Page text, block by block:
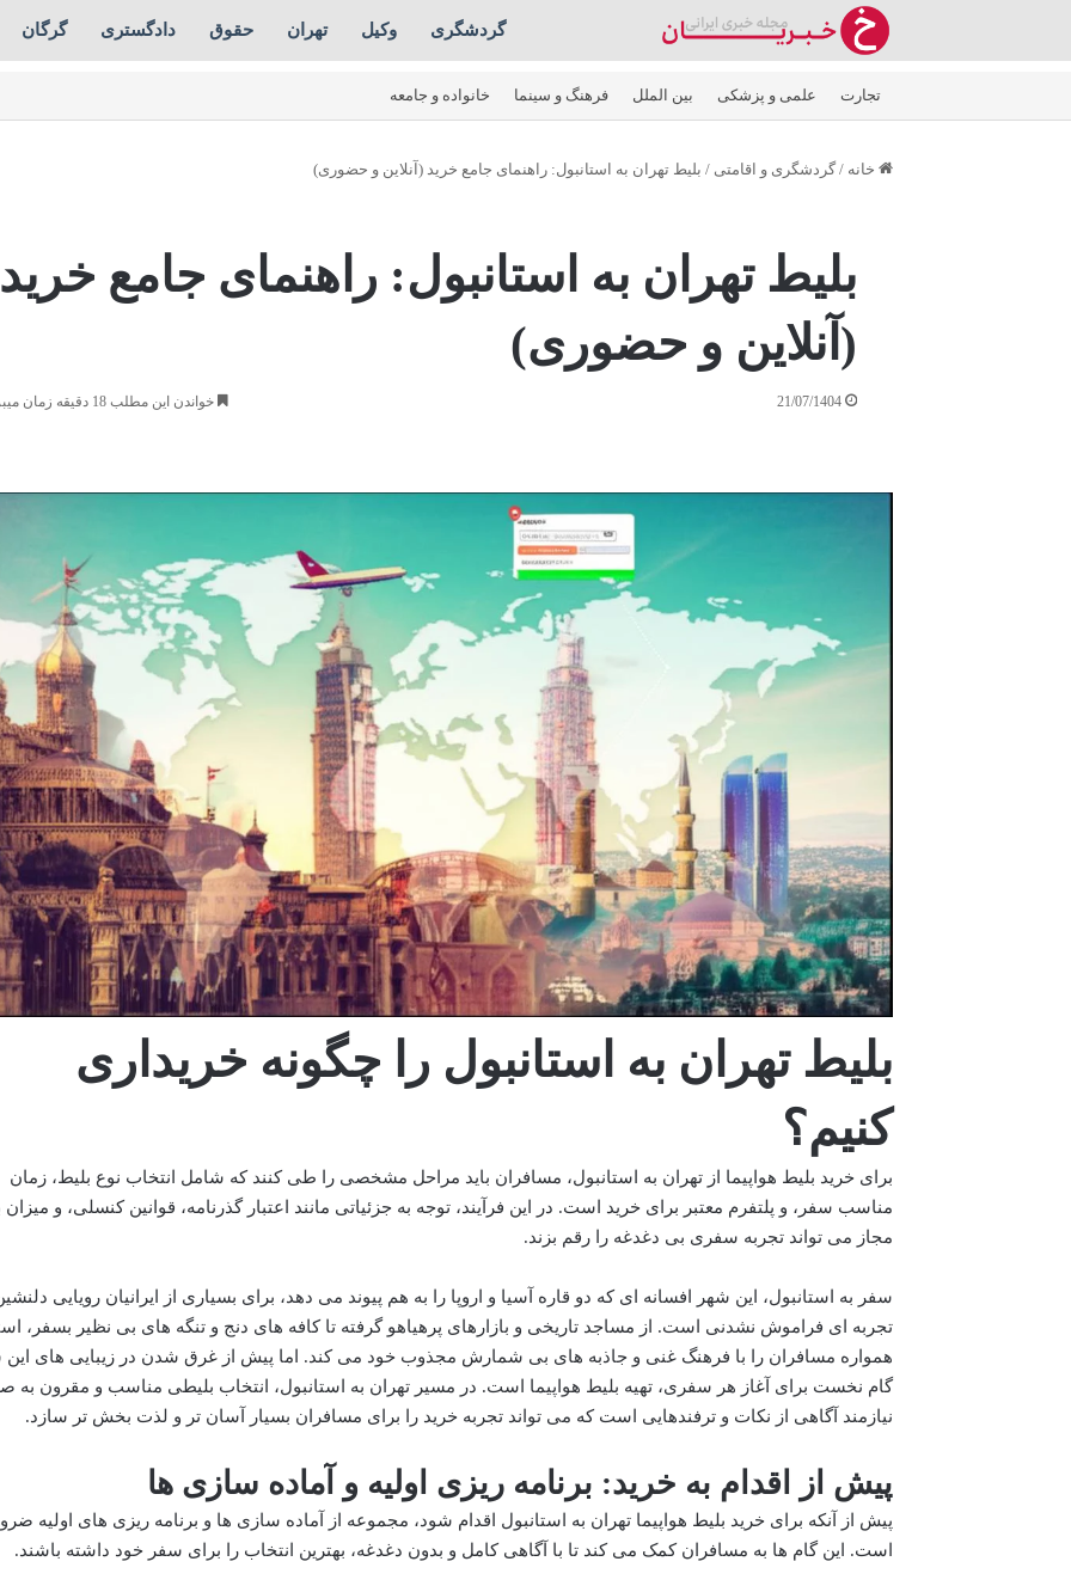
گردشگری وکیل تهران حقوق دادگستری گرگان
تجارت علمی و پزشکی بین الملل فرهنگ و سینما خانواده و جامعه
خانه / گردشگری و اقامتی / بلیط تهران به استانبول: راهنمای جامع خرید (آنلاین و حضوری)
بلیط تهران به استانبول: راهنمای جامع خرید
(آنلاین و حضوری)
21/07/1404 خواندن این مطلب 18 دقیقه زمان میبرد
بلیط تهران به استانبول را چگونه خریداری
کنیم؟
برای خرید بلیط هواپیما از تهران به استانبول، مسافران باید مراحل مشخصی را طی کنند که شامل انتخاب نوع بلیط، زمان
مناسب سفر، و پلتفرم معتبر برای خرید است. در این فرآیند، توجه به جزئیاتی مانند اعتبار گذرنامه، قوانین کنسلی، و میزان
مجاز می تواند تجربه سفری بی دغدغه را رقم بزند.
سفر به استانبول، این شهر افسانه ای که دو قاره آسیا و اروپا را به هم پیوند می دهد، برای بسیاری از ایرانیان رویایی
تجربه ای فراموش نشدنی است. از مساجد تاریخی و بازارهای پرهیاهو گرفته تا کافه های دنج و تنگه های بی نظیر بسفر،
همواره مسافران را با فرهنگ غنی و جاذبه های بی شمارش مجذوب خود می کند. اما پیش از غرق شدن در زیبایی های این
گام نخست برای آغاز هر سفری، تهیه بلیط هواپیما است. در مسیر تهران به استانبول، انتخاب بلیطی مناسب و مقرون به
نیازمند آگاهی از نکات و ترفندهایی است که می تواند تجربه خرید را برای مسافران بسیار آسان تر و لذت بخش تر سازد.
پیش از اقدام به خرید: برنامه ریزی اولیه و آماده سازی ها
پیش از آنکه برای خرید بلیط هواپیما تهران به استانبول اقدام شود، مجموعه از آماده سازی ها و برنامه ریزی های اولیه
است. این گام ها به مسافران کمک می کند تا با آگاهی کامل و بدون دغدغه، بهترین انتخاب را برای سفر خود داشته باشند.